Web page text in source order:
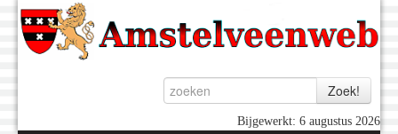
Bijgewerkt: 6 augustus 2026